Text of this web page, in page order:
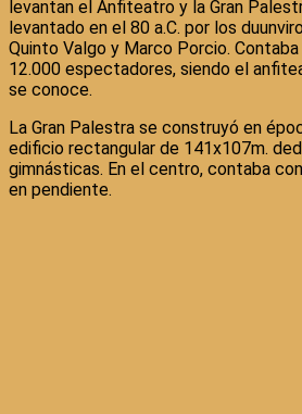
levantan el Anfiteatro y la Gran
levantado en el 80 a.C. por los
Quinto Valgo y Marco Porcio.
12.000 espectadores, siendo el
se conoce.
La Gran Palestra se construyó en
edificio rectangular de 141x107m.
gimnásticas. En el centro, contaba
en pendiente.